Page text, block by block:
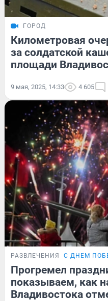
ГОРОД
Километровая
за солдатской
площади
9 мая, 2025, 14:33 4 605
РАЗВЛЕЧЕНИЯ С ДНЕМ
Прогремел
показываем, как
Владивостока